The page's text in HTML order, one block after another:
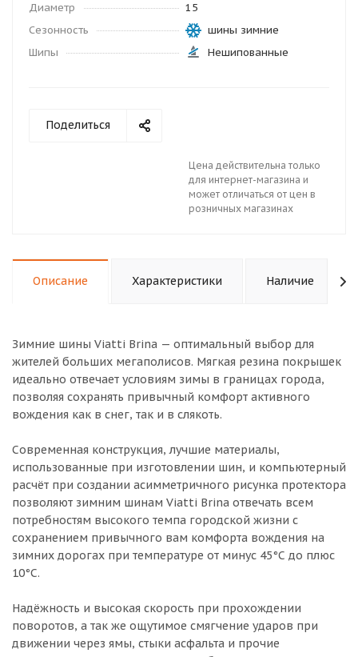
Диаметр
15
Сезонность
шины зимние
Шипы
Нешипованные
Поделиться
Цена действительна только
для интернет-магазина и
может отличаться от цен в
розничных магазинах
Описание Характеристики Наличие
Зимние шины Viatti Brina — оптимальный выбор для
жителей больших мегаполисов. Мягкая резина покрышек
идеально отвечает условиям зимы в границах города,
позволяя сохранять привычный комфорт активного
вождения как в снег, так и в слякоть.
Современная конструкция, лучшие материалы,
использованные при изготовлении шин, и компьютерный
расчёт при создании асимметричного рисунка протектора
позволяют зимним шинам Viatti Brina отвечать всем
потребностям высокого темпа городской жизни с
сохранением привычного вам комфорта вождения на
зимних дорогах при температуре от минус 45°С до плюс
10°С.
Надёжность и высокая скорость при прохождении
поворотов, а так же ощутимое смягчение ударов при
движении через ямы, стыки асфальта и прочие